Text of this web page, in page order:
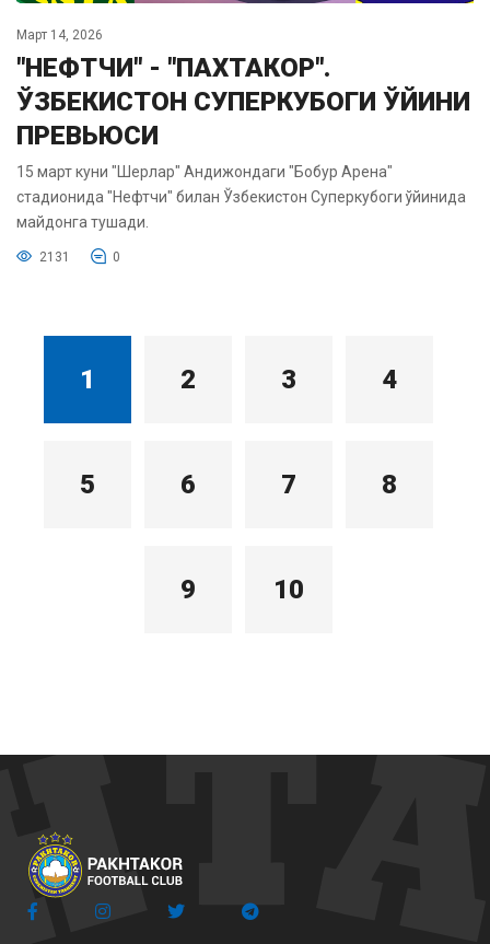
Март 14, 2026
"НЕФТЧИ" - "ПАХТАКОР".
ЎЗБЕКИСТОН СУПЕРКУБОГИ ЎЙИНИ
ПРЕВЬЮСИ
15 март куни "Шерлар" Андижондаги "Бобур Арена"
стадионида "Нефтчи" билан Ўзбекистон Суперкубоги ўйинида
майдонга тушади.
2131 0
1 2 3 4
5 6 7 8
9 10